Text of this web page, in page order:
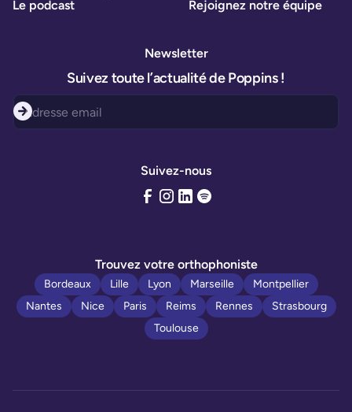
Le podcast
Rejoignez notre équipe
Suivez-nous
Newsletter
Suivez toute l’actualité de Poppins !
Trouvez votre orthophoniste
Bordeaux Lille Lyon Marseille
Montpellier
Nantes
Nice Paris Reims Rennes
Strasbourg
Toulouse